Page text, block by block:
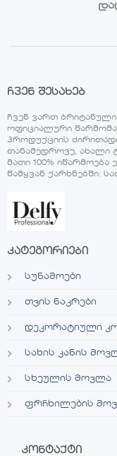
ჩვენ შესახებ
ჩვენ ვართ ბრიტანული
ოფიციალური
პროდუქციის
თანამედროვე, ახალი
მათი 100% იწარმოება
წამყვან ქარხნებში:
კატეგორიები
სუნამოები
თვის ნაკრები
დეკორატიული
სახის კანის
სხეულის მოვლა
ფრჩხილების
კონტაქტი